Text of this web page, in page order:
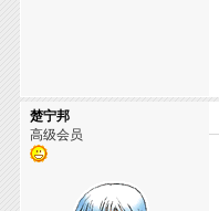
楚宁邦
高级会员